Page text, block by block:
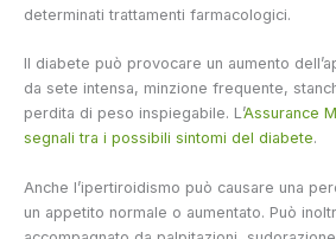
determinati trattamenti farmacologici.
Il diabete può provocare un aumento
da sete intensa, minzione frequente,
perdita di peso inspiegabile. L’Assurance
segnali tra i possibili sintomi del diabete.
Anche l’ipertiroidismo può causare una
un appetito normale o aumentato. Può